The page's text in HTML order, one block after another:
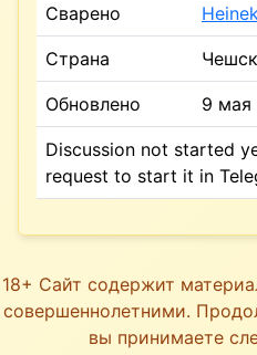
Сварено
Страна
Обновлено 9 мая
Discussion not started
request to start it in
18+ Сайт содержит
совершеннолетними.
вы принимаете